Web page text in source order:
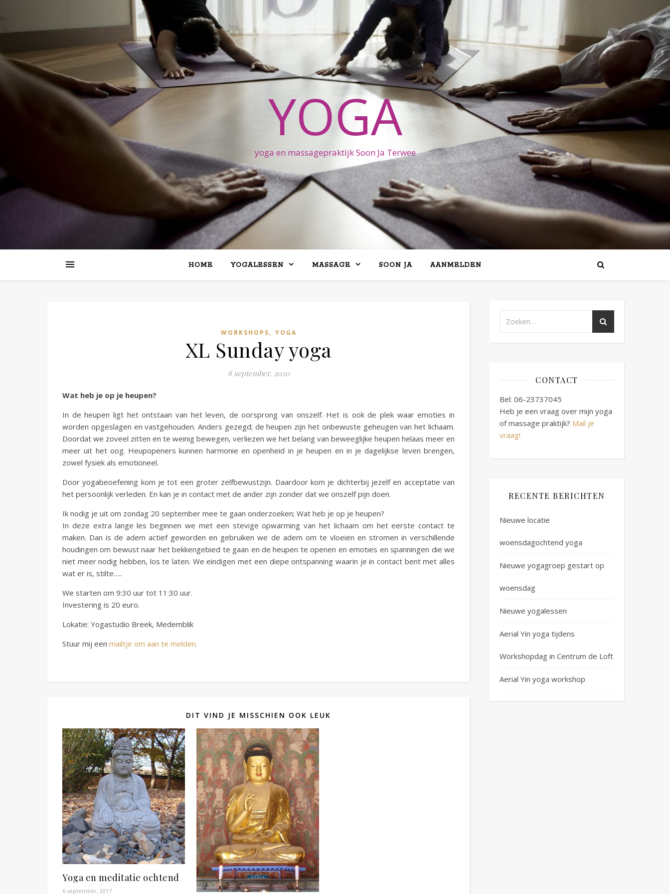
YOGA
yoga en massagepraktijk Soon Ja Terwee
HOME YOGALESSEN MASSAGE SOON JA AANMELDEN
WORKSHOPS, YOGA
XL Sunday yoga
8 september, 2020
Wat heb je op je heupen?
In de heupen ligt het ontstaan van het leven, de oorsprong van onszelf. Het is ook de plek waar emoties in
worden opgeslagen en vastgehouden. Anders gezegd; de heupen zijn het onbewuste geheugen van het lichaam.
Doordat we zoveel zitten en te weinig bewegen, verliezen we het belang van beweeglijke heupen helaas meer en
meer uit het oog. Heupopeners kunnen harmonie en openheid in je heupen en in je dagelijkse leven brengen,
zowel fysiek als emotioneel.
Door yogabeoefening kom je tot een groter zelfbewustzijn. Daardoor kom je dichterbij jezelf en acceptatie van
het persoonlijk verleden. En kan je in contact met de ander zijn zonder dat we onszelf pijn doen.
Ik nodig je uit om zondag 20 september mee te gaan onderzoeken; Wat heb je op je heupen?
In deze extra lange les beginnen we met een stevige opwarming van het lichaam om het eerste contact te
maken. Dan is de adem actief geworden en gebruiken we de adem om te vloeien en stromen in verschillende
houdingen om bewust naar het bekkengebied te gaan en de heupen te openen en emoties en spanningen die we
niet meer nodig hebben, los te laten. We eindigen met een diepe ontspanning waarin je in contact bent met alles
wat er is, stilte…..
We starten om 9:30 uur tot 11:30 uur.
Investering is 20 euro.
Lokatie: Yogastudio Breek, Medemblik
Stuur mij een mailtje om aan te melden.
DIT VIND JE MISSCHIEN OOK LEUK
Yoga en meditatie ochtend
6 september, 2017
CONTACT
Bel: 06-23737045
Heb je een vraag over mijn yoga
of massage praktijk? Mail je
vraag!
RECENTE BERICHTEN
Nieuwe locatie
woensdagochtend yoga
Nieuwe yogagroep gestart op
woensdag
Nieuwe yogalessen
Aerial Yin yoga tijdens
Workshopdag in Centrum de Loft
Aerial Yin yoga workshop